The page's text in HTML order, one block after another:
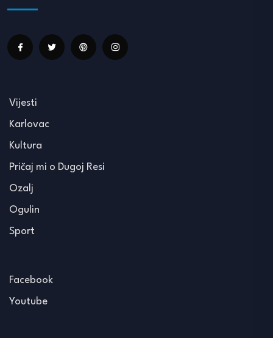
Vijesti
Karlovac
Kultura
Pričaj mi o Dugoj Resi
Ozalj
Ogulin
Sport
Facebook
Youtube